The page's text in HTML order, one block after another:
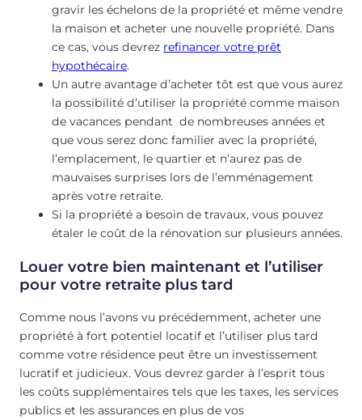
gravir les échelons de la propriété et même vendre
la maison et acheter une nouvelle propriété. Dans
ce cas, vous devrez refinancer votre prêt
hypothécaire.
Un autre avantage d’acheter tôt est que vous aurez
la possibilité d’utiliser la propriété comme maison
de vacances pendant de nombreuses années et
que vous serez donc familier avec la propriété,
l’emplacement, le quartier et n’aurez pas de
mauvaises surprises lors de l’emménagement
après votre retraite.
Si la propriété a besoin de travaux, vous pouvez
étaler le coût de la rénovation sur plusieurs années.
Louer votre bien maintenant et l’utiliser
pour votre retraite plus tard
Comme nous l’avons vu précédemment, acheter une
propriété à fort potentiel locatif et l’utiliser plus tard
comme votre résidence peut être un investissement
lucratif et judicieux. Vous devrez garder à l’esprit tous
les coûts supplémentaires tels que les taxes, les services
publics et les assurances en plus de vos